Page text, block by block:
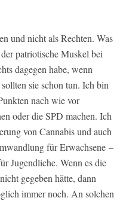
und nicht als Rechten. Was
patriotische Muskel bei
dagegen habe, wenn
sie schon tun. Ich bin
nach wie vor
oder die SPD machen. Ich
von Cannabis und auch
für Erwachsene –
Jugendliche. Wenn es die
gegeben hätte, dann
immer noch. An solchen